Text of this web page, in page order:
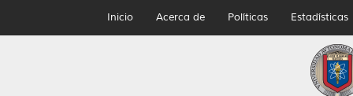
Inicio Acerca de Políticas Estadísticas